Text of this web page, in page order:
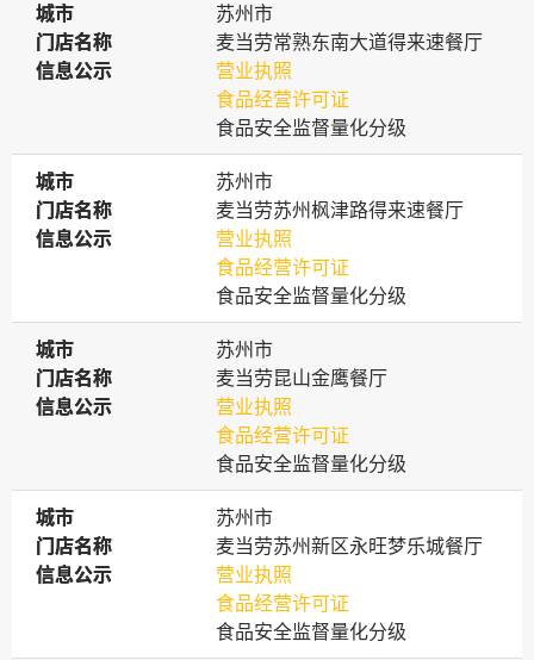
城市
城市
苏州市
门店名称
门店名称
麦当劳常熟东南大道得来速餐厅
信息公示
信息公示
营业执照
食品经营许可证
食品安全监督量化分级
城市
城市
苏州市
门店名称
门店名称
麦当劳苏州枫津路得来速餐厅
信息公示
信息公示
营业执照
食品经营许可证
食品安全监督量化分级
城市
城市
苏州市
门店名称
门店名称
麦当劳昆山金鹰餐厅
信息公示
信息公示
营业执照
食品经营许可证
食品安全监督量化分级
城市
城市
苏州市
门店名称
门店名称
麦当劳苏州新区永旺梦乐城餐厅
信息公示
信息公示
营业执照
食品经营许可证
食品安全监督量化分级